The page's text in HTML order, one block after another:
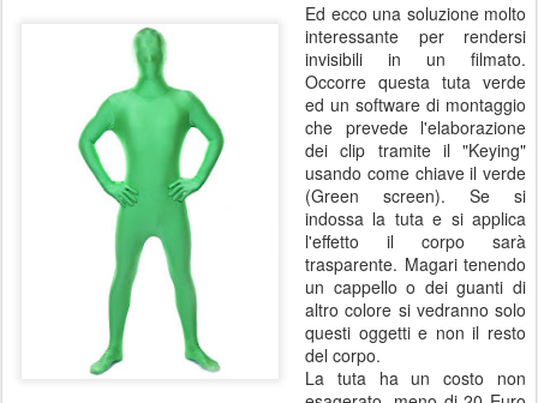
Ed ecco una soluzione molto
interessante per rendersi
invisibili in un filmato.
Occorre questa tuta verde
ed un software di montaggio
che prevede l'elaborazione
dei clip tramite il "Keying"
usando come chiave il verde
(Green screen). Se si
indossa la tuta e si applica
l'effetto il corpo sarà
trasparente. Magari tenendo
un cappello o dei guanti di
altro colore si vedranno solo
questi oggetti e non il resto
del corpo.
La tuta ha un costo non